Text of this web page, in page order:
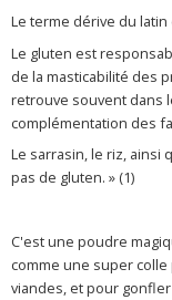
Le terme dérive du latin
Le gluten est
de la masticabilité des
retrouve souvent dans
complémentation des
Le sarrasin, le riz, ainsi
pas de gluten. » (1)
C'est une poudre
comme une super
viandes, et pour